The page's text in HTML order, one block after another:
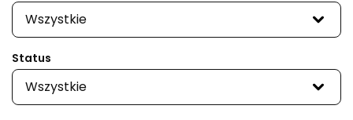
Wszystkie
Status
Wszystkie